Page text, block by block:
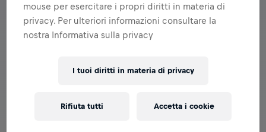
VISUALIZZA SQUADRE NELL'APP
monitora la tua classifica e festeggia insieme.
mouse per esercitare i propri diritti in materia di
privacy. Per ulteriori informazioni consultare la
nostra Informativa sulla privacy
I tuoi diritti in materia di privacy
Rifiuta tutti Accetta i cookie